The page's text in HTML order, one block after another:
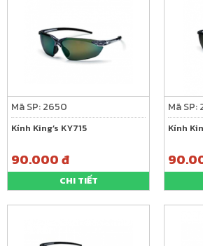
Mã SP: 2650
Kính King’s KY715
90.000 đ
CHI TIẾT
Mã SP:
Kính